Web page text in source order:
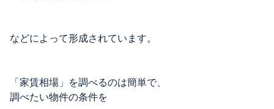
などによって形成されています。
「家賃相場」を調べるのは簡単で、
調べたい物件の条件を